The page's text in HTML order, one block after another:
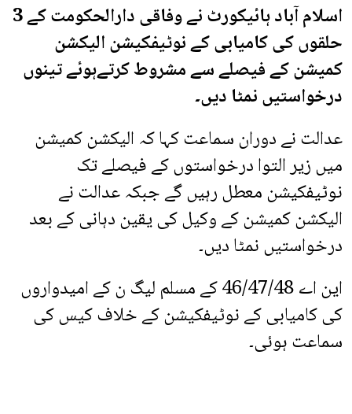
اسلام آباد ہائیکورٹ نے وفاقی دارالحکومت کے 3
حلقوں کی کامیابی کے نوٹیفکیشن الیکشن
کمیشن کے فیصلے سے مشروط کرتےہوئے تینوں
درخواستیں نمٹا دیں۔
عدالت نے دوران سماعت کہا کہ الیکشن کمیشن
میں زیر التوا درخواستوں کے فیصلے تک
نوٹیفکیشن معطل رہیں گے جبکہ عدالت نے
الیکشن کمیشن کے وکیل کی یقین دہانی کے بعد
درخواستیں نمٹا دیں۔
این اے 46/47/48 کے مسلم لیگ ن کے امیدواروں
کی کامیابی کے نوٹیفکیشن کے خلاف کیس کی
سماعت ہوئی۔